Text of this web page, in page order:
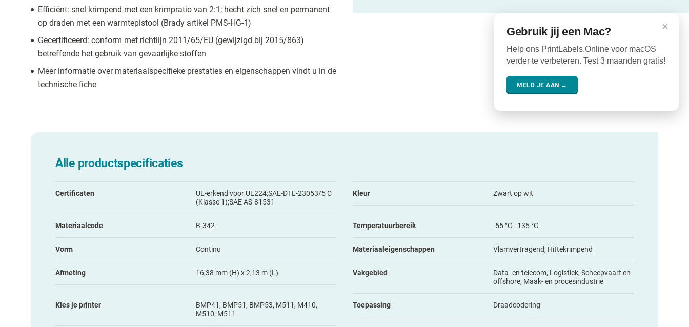
Efficiënt: snel krimpend met een krimpratio van 2:1; hecht zich snel en permanent
op draden met een warmtepistool (Brady artikel PMS-HG-1)
Gecertificeerd: conform met richtlijn 2011/65/EU (gewijzigd bij 2015/863)
betreffende het gebruik van gevaarlijke stoffen
Meer informatie over materiaalspecifieke prestaties en eigenschappen vindt u in de
technische fiche
Alle productspecificaties
Certificaten
UL-erkend voor UL224;SAE-DTL-23053/5 C
(Klasse 1);SAE AS-81531
Kleur Zwart op wit
Materiaalcode B-342 Temperatuurbereik -55 °C - 135 °C
Vorm Continu Materiaaleigenschappen Vlamvertragend, Hittekrimpend
Afmeting 16,38 mm (H) x 2,13 m (L) Vakgebied
Data- en telecom, Logistiek, Scheepvaart en
offshore, Maak- en procesindustrie
Kies je printer
BMP41, BMP51, BMP53, M511, M410,
M510, M511
Toepassing Draadcodering
×
Gebruik jij een Mac?
Help ons PrintLabels.Online voor macOS
verder te verbeteren. Test 3 maanden gratis!
MELD JE AAN →